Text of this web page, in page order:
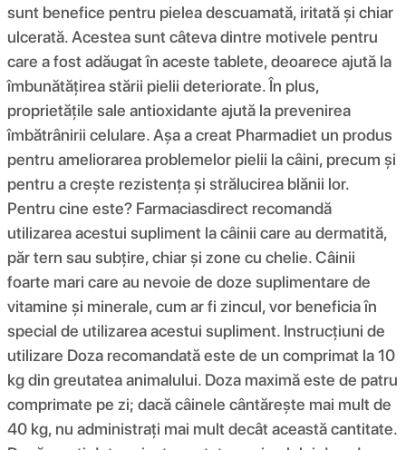
sunt benefice pentru pielea descuamată, iritată și chiar
ulcerată. Acestea sunt câteva dintre motivele pentru
care a fost adăugat în aceste tablete, deoarece ajută la
îmbunătățirea stării pielii deteriorate. În plus,
proprietățile sale antioxidante ajută la prevenirea
îmbătrânirii celulare. Așa a creat Pharmadiet un produs
pentru ameliorarea problemelor pielii la câini, precum și
pentru a crește rezistența și strălucirea blănii lor.
Pentru cine este? Farmaciasdirect recomandă
utilizarea acestui supliment la câinii care au dermatită,
păr tern sau subțire, chiar și zone cu chelie. Câinii
foarte mari care au nevoie de doze suplimentare de
vitamine și minerale, cum ar fi zincul, vor beneficia în
special de utilizarea acestui supliment. Instrucțiuni de
utilizare Doza recomandată este de un comprimat la 10
kg din greutatea animalului. Doza maximă este de patru
comprimate pe zi; dacă câinele cântărește mai mult de
40 kg, nu administrați mai mult decât această cantitate.